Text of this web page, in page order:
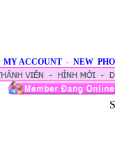
MY ACCOUNT - NEW